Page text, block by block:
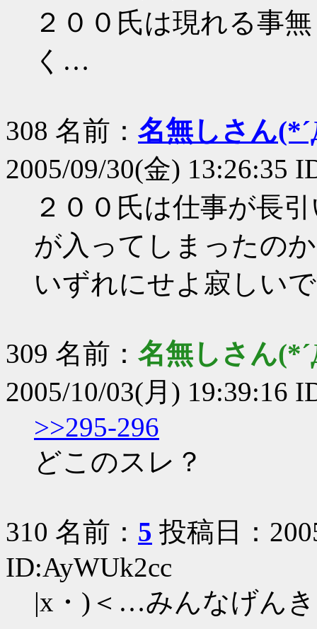
２００氏は現れる事
く…
308 名前： 名無しさん
2005/09/30(金) 13:26:35
２００氏は仕事が長
が入ってしまったの
いずれにせよ寂しい
309 名前： 名無しさん
2005/10/03(月) 19:39:16
>>295-296
どこのスレ？
310 名前： 5 投稿日：
ID:AyWUk2cc
|x・)＜…みんなげん